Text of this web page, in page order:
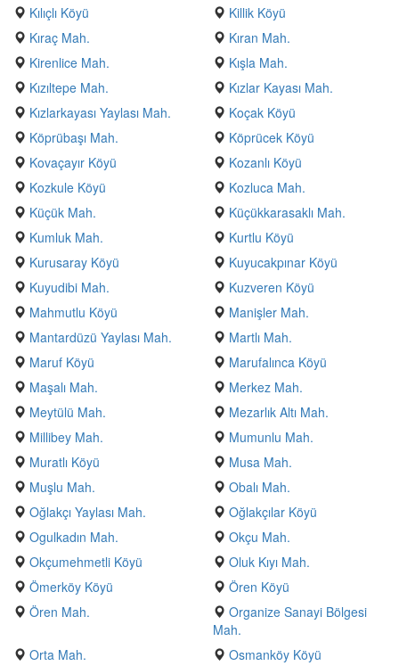
Kılıçlı Köyü
Killik Köyü
Kıraç Mah.
Kıran Mah.
Kirenlice Mah.
Kışla Mah.
Kızıltepe Mah.
Kızlar Kayası Mah.
Kızlarkayası Yaylası Mah.
Koçak Köyü
Köprübaşı Mah.
Köprücek Köyü
Kovaçayır Köyü
Kozanlı Köyü
Kozkule Köyü
Kozluca Mah.
Küçük Mah.
Küçükkarasaklı Mah.
Kumluk Mah.
Kurtlu Köyü
Kurusaray Köyü
Kuyucakpınar Köyü
Kuyudibi Mah.
Kuzveren Köyü
Mahmutlu Köyü
Manişler Mah.
Mantardüzü Yaylası Mah.
Martlı Mah.
Maruf Köyü
Marufalınca Köyü
Maşalı Mah.
Merkez Mah.
Meytülü Mah.
Mezarlık Altı Mah.
Millibey Mah.
Mumunlu Mah.
Muratlı Köyü
Musa Mah.
Muşlu Mah.
Obalı Mah.
Oğlakçı Yaylası Mah.
Oğlakçılar Köyü
Ogulkadın Mah.
Okçu Mah.
Okçumehmetli Köyü
Oluk Kıyı Mah.
Ömerköy Köyü
Ören Köyü
Ören Mah.
Organize Sanayi Bölgesi
Mah.
Orta Mah.
Osmanköy Köyü